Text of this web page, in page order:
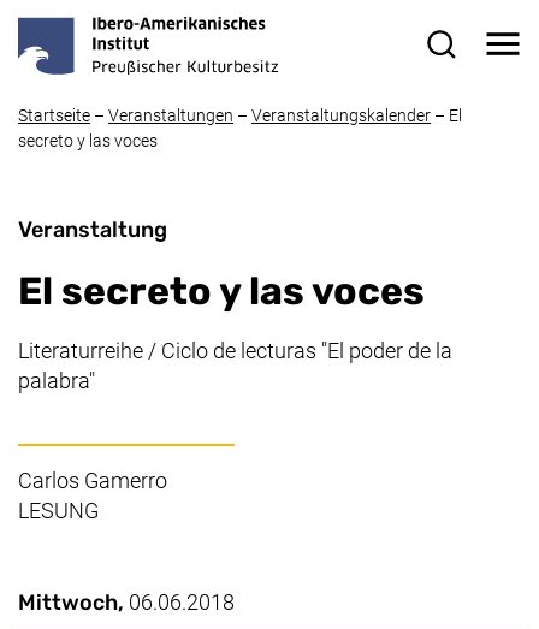
Startseite – Veranstaltungen – Veranstaltungskalender – El
secreto y las voces
Veranstaltung
El secreto y las voces
Literaturreihe / Ciclo de lecturas "El poder de la
palabra"
Carlos Gamerro
LESUNG
Wichtige Details
Datum / Dauer:
Mittwoch, 06.06.2018